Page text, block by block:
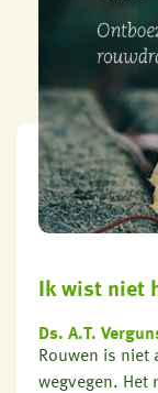
Ik wist niet
Ds. A.T.
Rouwen is niet
wegvegen. Het